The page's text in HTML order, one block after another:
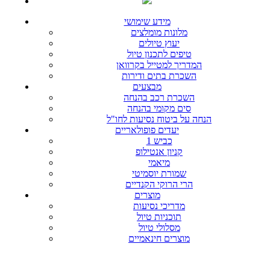
מידע שימושי
מלונות מומלצים
יעוץ טיולים
טיפים לתכנון טיול
המדריך למטייל בקרוואן
השכרת בתים ודירות
מבצעים
השכרת רכב בהנחה
סים מקומי בהנחה
הנחה על ביטוח נסיעות לחו"ל
יעדים פופולאריים
כביש 1
קניון אנטילופ
מיאמי
שמורת יוסמיטי
הרי הרוקי הקנדיים
מוצרים
מדריכי נסיעות
תוכניות טיול
מסלולי טיול
מוצרים חינאמיים